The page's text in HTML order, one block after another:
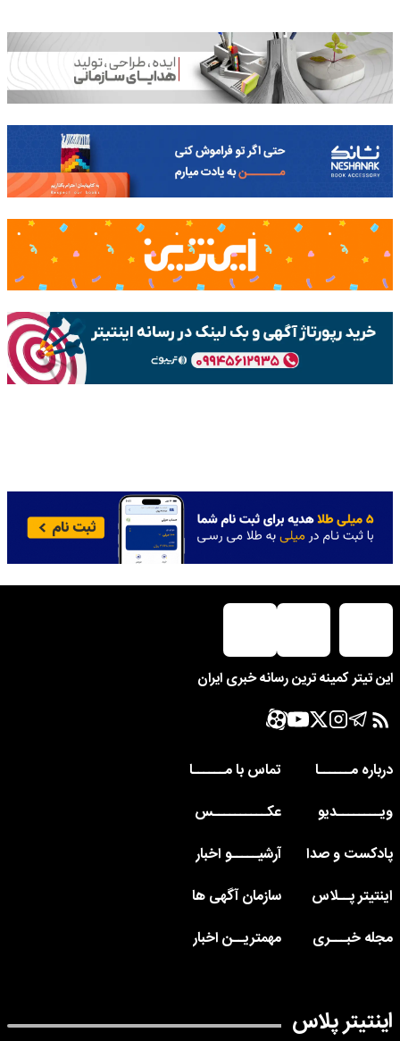
این تیتر کمینه ترین رسانه خبری ایران
درباره مــــــا
تماس با مــــــا
ویــــــــدیو
عکــــــــــس
پادکست و صدا
آرشیـــــو اخبار
اینتیتر پــلاس
سازمان آگهی ها
مجله خبـــری
مهمتریــن اخبار
اینتیتر پلاس